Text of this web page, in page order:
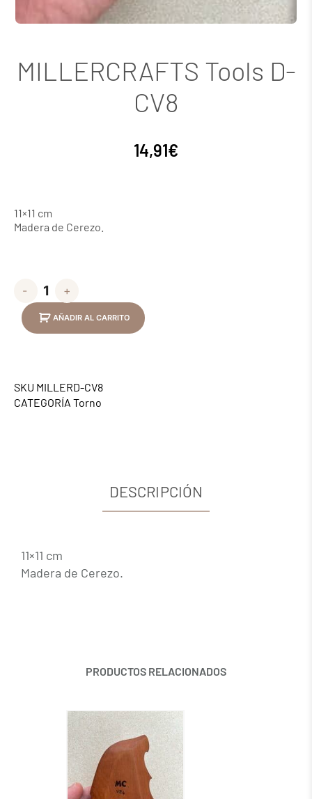
MILLERCRAFTS Tools D-
CV8
14,91€
11×11 cm
Madera de Cerezo.
- +
AÑADIR AL CARRITO
SKU MILLERD-CV8
CATEGORÍA Torno
DESCRIPCIÓN
11×11 cm
Madera de Cerezo.
PRODUCTOS RELACIONADOS